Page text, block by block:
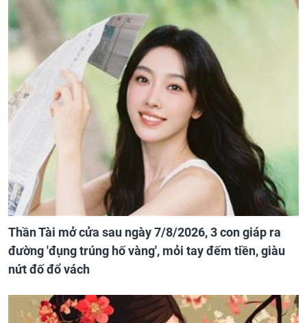
Thần Tài mở cửa sau ngày 7/8/2026, 3 con giáp ra
đường 'đụng trúng hố vàng', mỏi tay đếm tiền, giàu
nứt đố đổ vách